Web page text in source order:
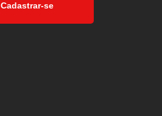
Cadastrar-se